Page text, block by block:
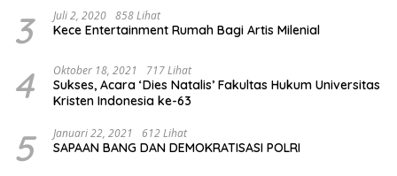
3 Juli 2, 2020 858 Lihat
Kece Entertainment Rumah Bagi Artis Milenial
4 Oktober 18, 2021 717 Lihat
Sukses, Acara ‘Dies Natalis’ Fakultas Hukum Universitas
Kristen Indonesia ke-63
5 Januari 22, 2021 612 Lihat
SAPAAN BANG DAN DEMOKRATISASI POLRI